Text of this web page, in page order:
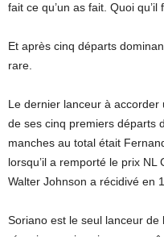
fait ce qu’un as fait. Quoi
Et après cinq départs
rare.
Le dernier lanceur à
de ses cinq premiers départs
manches au total était
lorsqu’il a remporté le prix NL
Walter Johnson a récidivé en
Soriano est le seul lanceur de